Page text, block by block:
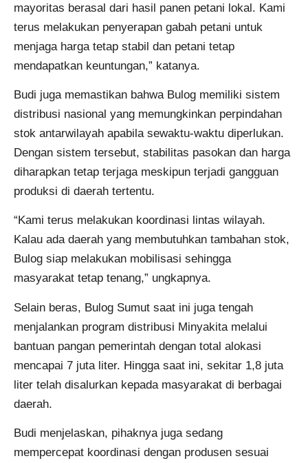
mayoritas berasal dari hasil panen petani lokal. Kami
terus melakukan penyerapan gabah petani untuk
menjaga harga tetap stabil dan petani tetap
mendapatkan keuntungan,” katanya.
Budi juga memastikan bahwa Bulog memiliki sistem
distribusi nasional yang memungkinkan perpindahan
stok antarwilayah apabila sewaktu-waktu diperlukan.
Dengan sistem tersebut, stabilitas pasokan dan harga
diharapkan tetap terjaga meskipun terjadi gangguan
produksi di daerah tertentu.
“Kami terus melakukan koordinasi lintas wilayah.
Kalau ada daerah yang membutuhkan tambahan stok,
Bulog siap melakukan mobilisasi sehingga
masyarakat tetap tenang,” ungkapnya.
Selain beras, Bulog Sumut saat ini juga tengah
menjalankan program distribusi Minyakita melalui
bantuan pangan pemerintah dengan total alokasi
mencapai 7 juta liter. Hingga saat ini, sekitar 1,8 juta
liter telah disalurkan kepada masyarakat di berbagai
daerah.
Budi menjelaskan, pihaknya juga sedang
mempercepat koordinasi dengan produsen sesuai